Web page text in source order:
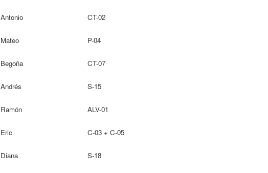
Antonio CT-02
Mateo P-04
Begoña CT-07
Andrés S-15
Ramón ALV-01
Eric C-03 + C-05
Diana S-18